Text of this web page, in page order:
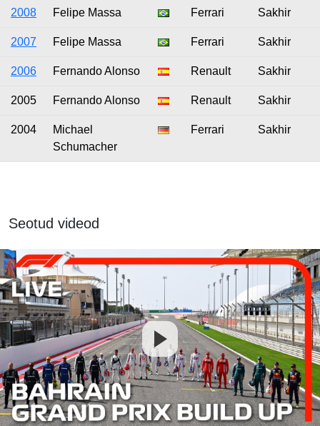
2008 Felipe Massa Ferrari Sakhir
2007 Felipe Massa Ferrari Sakhir
2006 Fernando Alonso Renault Sakhir
2005 Fernando Alonso Renault Sakhir
2004
Michael
Schumacher
Ferrari Sakhir
Seotud videod